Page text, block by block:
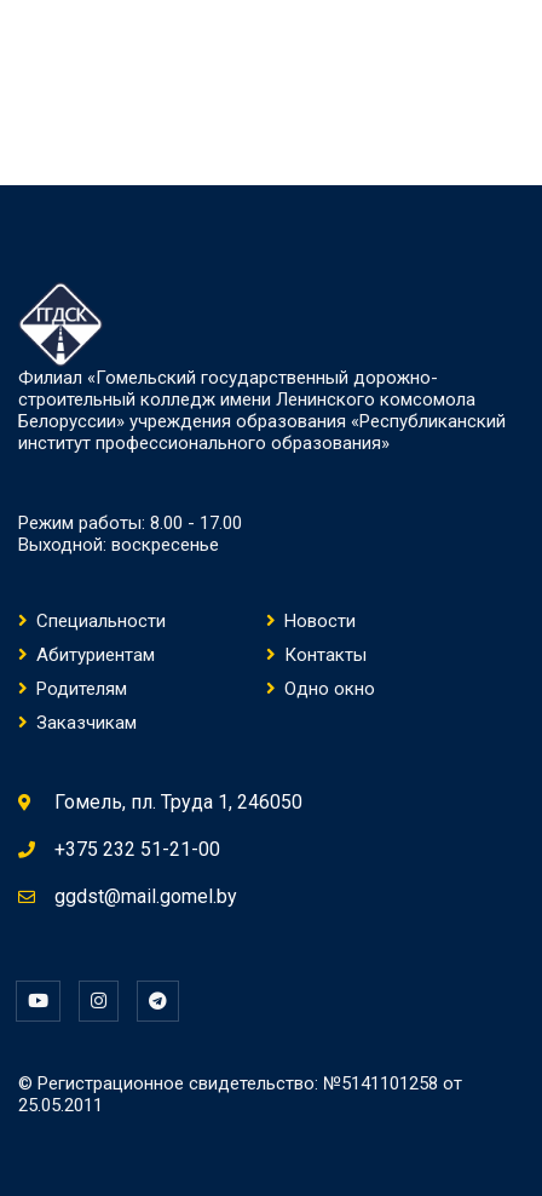
Филиал «Гомельский государственный дорожно-
строительный колледж имени Ленинского комсомола
Белоруссии» учреждения образования «Республиканский
институт профессионального образования»
Режим работы: 8.00 - 17.00
Выходной: воскресенье
Специальности
Новости
Абитуриентам
Контакты
Родителям
Одно окно
Заказчикам
Гомель, пл. Труда 1, 246050
+375 232 51-21-00
ggdst@mail.gomel.by
© Регистрационное свидетельство: №5141101258 от
25.05.2011